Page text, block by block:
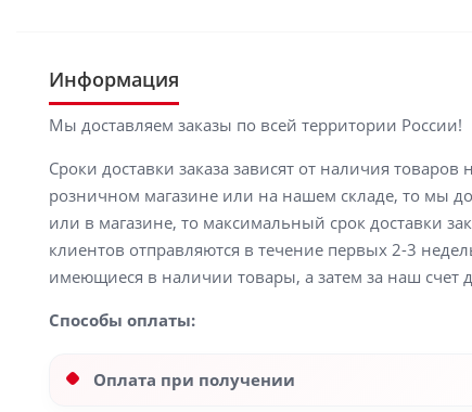
Информация
Мы доставляем заказы по всей территории России!
Сроки доставки заказа зависят от наличия
розничном магазине или на нашем складе, то мы
или в магазине, то максимальный срок доставки
клиентов отправляются в течение первых 2-3
имеющиеся в наличии товары, а затем за наш счет
Способы оплаты:
Оплата при получении